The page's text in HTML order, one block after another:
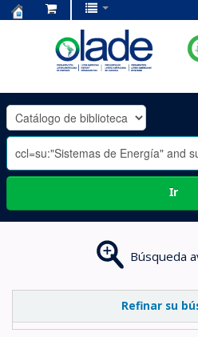
OLADE
-
Ir
Búsqueda
Refinar su